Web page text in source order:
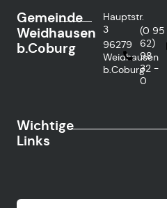
Gemeinde
Weidhausen
b.Coburg
Hauptstr.
3
96279
Weidhausen
b.Coburg
(0 95
62)
98
32 -
0
Wichtige
Links